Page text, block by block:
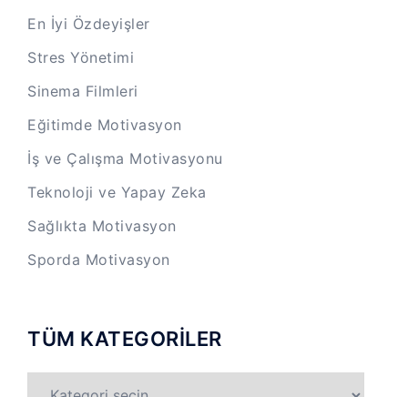
En İyi Özdeyişler
Stres Yönetimi
Sinema Filmleri
Eğitimde Motivasyon
İş ve Çalışma Motivasyonu
Teknoloji ve Yapay Zeka
Sağlıkta Motivasyon
Sporda Motivasyon
TÜM KATEGORİLER